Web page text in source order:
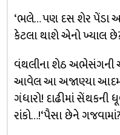
‘ભલે… પણ દસ શેર પેંડા
કેટલા થાશે એનો ખ્યાલ
વંથલીના શેઠ અભેસંગની
આવેલ આ અજાણ્યા આદમી
ગંધારો! દાઢીમાં સેંથકની
રાંકો…!‘પૈસા છેને